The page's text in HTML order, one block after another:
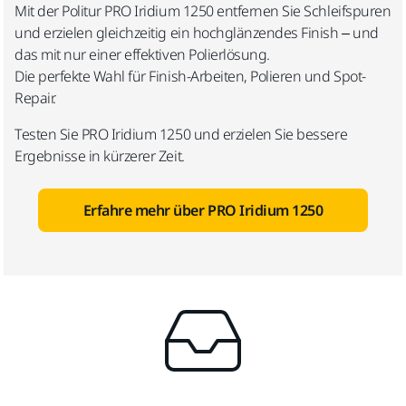
Mit der Politur PRO Iridium 1250 entfernen Sie Schleifspuren
und erzielen gleichzeitig ein hochglänzendes Finish – und
das mit nur einer effektiven Polierlösung.
Die perfekte Wahl für Finish-Arbeiten, Polieren und Spot-
Repair.
Testen Sie PRO Iridium 1250 und erzielen Sie bessere
Ergebnisse in kürzerer Zeit.
Erfahre mehr über PRO Iridium 1250